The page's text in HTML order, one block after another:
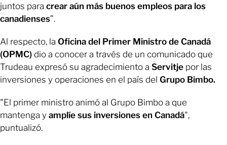
juntos para crear aún más buenos empleos para los
canadienses”.
Al respecto, la Oficina del Primer Ministro de Canadá
(OPMC) dio a conocer a través de un comunicado que
Trudeau expresó su agradecimiento a Servitje por las
inversiones y operaciones en el país del Grupo Bimbo.
"El primer ministro animó al Grupo Bimbo a que
mantenga y amplíe sus inversiones en Canadá",
puntualizó.